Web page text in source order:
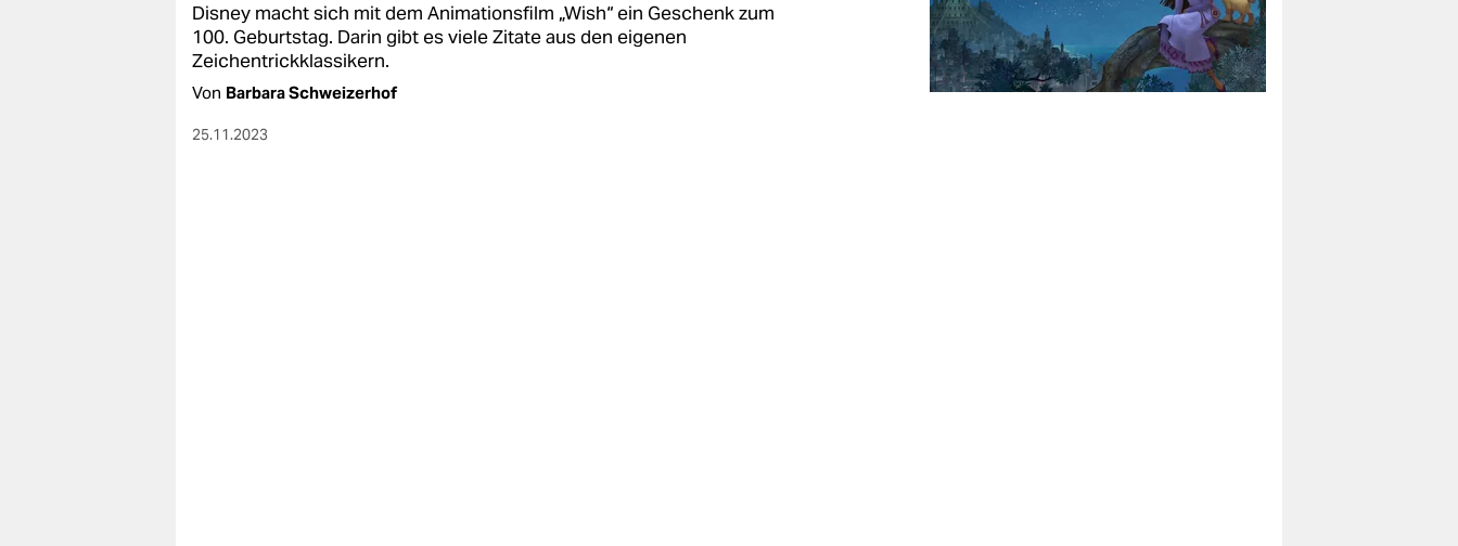
Disney macht sich mit dem Animationsfilm „Wish“ ein Geschenk zum
100. Geburtstag. Darin gibt es viele Zitate aus den eigenen
Zeichentrickklassikern.
Von Barbara Schweizerhof
25.11.2023